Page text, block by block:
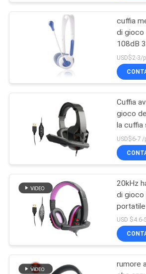
GIRO
FABBRICA
CONTROLLO
DI
CONTATTICI
RICHIEDA
UNA
CITAZIONE
DEL
Diffonda
cuffie di
Cuffia stereo
Bluetooth
Cuffie ad alta
fedeltà di
cuffia
di gioco
108dB
cuffia
Cuffia
gioco
la cuffia
20kHz
di gioco
USD
rumore